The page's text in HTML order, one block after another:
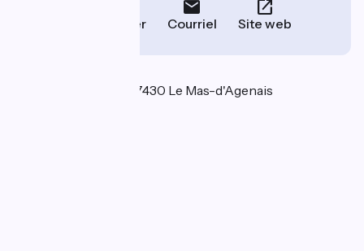
Téléphoner Courriel Site web
2 rue des Capucins 47430 Le Mas-d'Agenais